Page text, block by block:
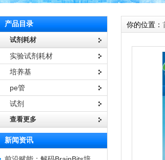
产品目录
试剂耗材
实验试剂耗材
培养基
pe管
试剂
查看更多
新闻资讯
你的位置：